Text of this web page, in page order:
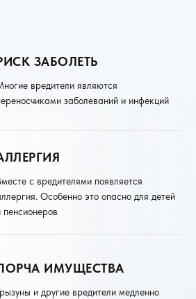
ЗАБОЛЕТЬ
вредители являются
заболеваний и инфекций
с вредителями появляется
Особенно это опасно для детей
пенсионеров
ИМУЩЕСТВА
и другие вредители медленно